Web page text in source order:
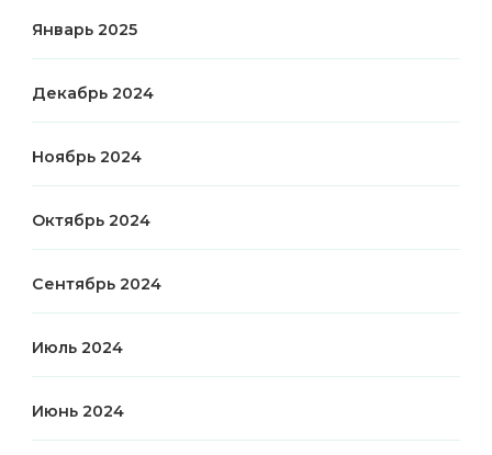
Январь 2025
Декабрь 2024
Ноябрь 2024
Октябрь 2024
Сентябрь 2024
Июль 2024
Июнь 2024